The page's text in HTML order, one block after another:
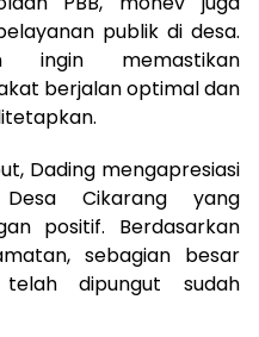
publik di desa.
ingin memastikan
berjalan optimal dan
Dading mengapresiasi
Cikarang yang
positif. Berdasarkan
sebagian besar
dipungut sudah